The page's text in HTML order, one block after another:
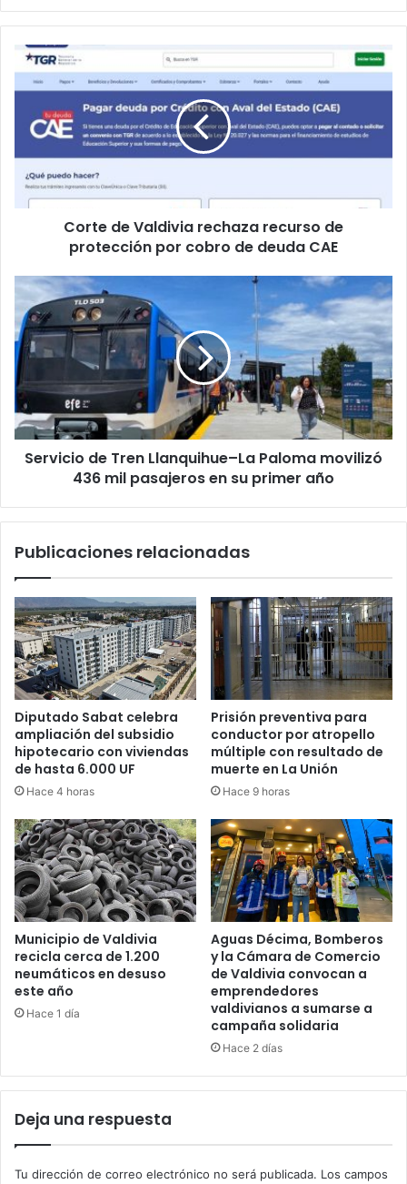
Corte
de
Valdivia
rechaza
recurso
por
cobro
Corte de Valdivia rechaza recurso de
protección por cobro de deuda CAE
Servicio
de
Tren
Llanquihue–
La
Paloma
movilizó
436
mil
pasajeros
Servicio de Tren Llanquihue–La Paloma movilizó
436 mil pasajeros en su primer año
Publicaciones relacionadas
Diputado Sabat celebra
ampliación del subsidio
hipotecario con viviendas
de hasta 6.000 UF
Hace 4 horas
Prisión preventiva para
conductor por atropello
múltiple con resultado de
muerte en La Unión
Hace 9 horas
Municipio de Valdivia
recicla cerca de 1.200
neumáticos en desuso
este año
Hace 1 día
Aguas Décima, Bomberos
y la Cámara de Comercio
de Valdivia convocan a
emprendedores
valdivianos a sumarse a
campaña solidaria
Hace 2 días
Deja una respuesta
Tu dirección de correo electrónico no será publicada. Los campos